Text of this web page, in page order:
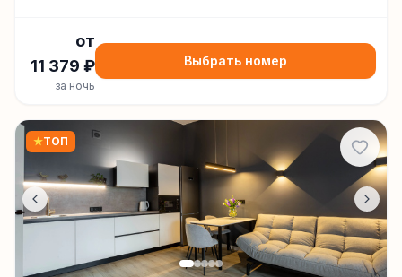
от
11 379 ₽
за ночь
Выбрать номер
★ТОП